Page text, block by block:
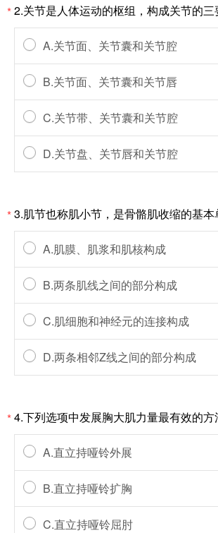
*2.关节是人体运动的枢组，构成关节的三
A.关节面、关节囊和关节腔
B.关节面、关节囊和关节唇
C.关节带、关节囊和关节腔
D.关节盘、关节唇和关节腔
*3.肌节也称肌小节，是骨骼肌收缩的基本
A.肌膜、肌浆和肌核构成
B.两条肌线之间的部分构成
C.肌细胞和神经元的连接构成
D.两条相邻Z线之间的部分构成
*4.下列选项中发展胸大肌力量最有效的方
A.直立持哑铃外展
B.直立持哑铃扩胸
C.直立持哑铃屈肘